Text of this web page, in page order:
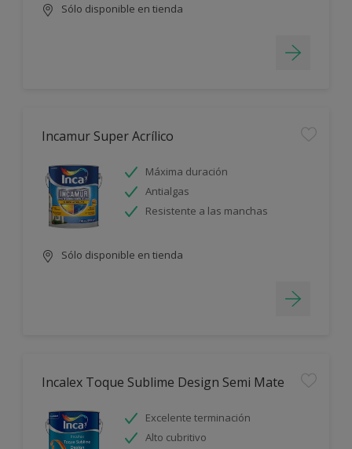
Sólo disponible en tienda
Incamur Super Acrílico
Máxima duración
Antialgas
Resistente a las manchas
Sólo disponible en tienda
Incalex Toque Sublime Design Semi Mate
Excelente terminación
Alto cubritivo